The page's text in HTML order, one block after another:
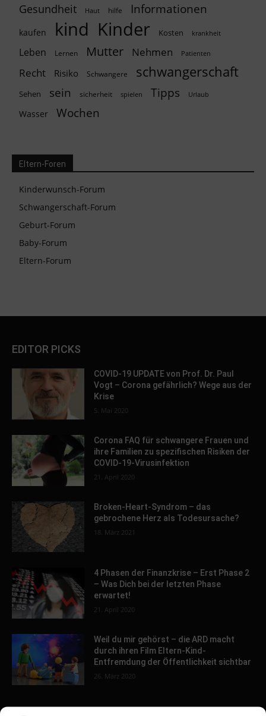
Gesundheit
Haut hilfe Informationen
kaufen kind Kinder Kosten krankheit
Leben Lernen Mutter Nehmen Patienten
Recht Risiko Schwangere schwangerschaft
Sehen sein sicherheit spielen Tipps Urlaub
Wasser Wochen
Eltern-Foren
Kinderwunsch-Forum
Schwangerschaft-Forum
Geburt-Forum
Baby-Forum
Eltern-Forum
EDITOR PICKS
COVID-19 UPDATE von Prof. Dr. Paul
Vogt – Corona gefährlich? Wege aus der
Krise
5. Mai 2020
Corona FAQ für schwangere Frauen und
ihre Familien zu spezifischen Risiken der
COVID-19-Virusinfektion
21. April 2020
Broken-Heart-Syndrom – das
gebrochene Herz als Todesursache?
18. März 2021
4 Phasen der Finanzkrise – Erst Phase 2
– Was Dich bei der letzten Phase
erwartet!
21. April 2020
Weil du mir gehörst – die ARD macht
durch ihren Film Eltern-Kind-
Entfremdung der Öffentlichkeit sichtbar
26. März 2020